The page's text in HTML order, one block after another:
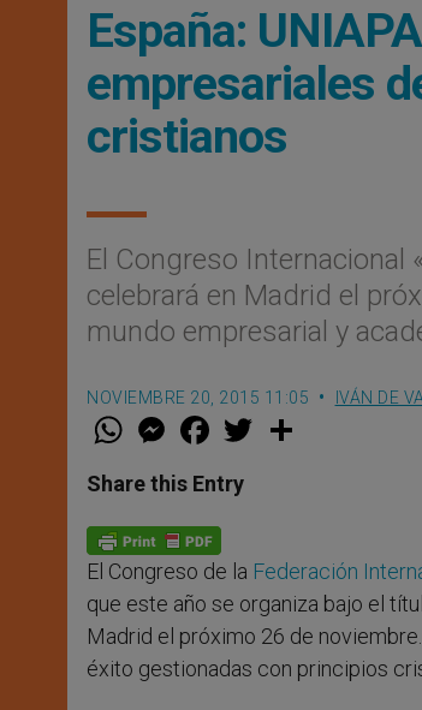
España:
empresariales
cristianos
El Congreso Internacional
celebrará en Madrid el
mundo empresarial y
NOVIEMBRE 20, 2015 11:05 IVÁN DE
W
t
s
p
p
M
e
s
e
g
e
r
F
a
e
b
o
k
w
Share this Entry
El Congreso de la Federación
que este año se organiza bajo el
Madrid el próximo 26 de
éxito gestionadas con principios